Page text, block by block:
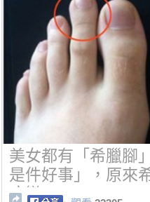
美女都有「希臘腳
是件好事」，原來
病變...